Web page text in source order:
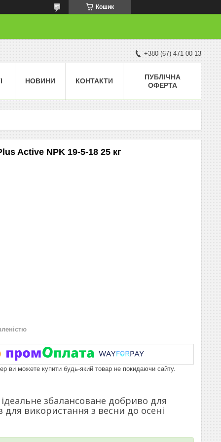
Кошик
+380 (67) 471-00-13
НОВИНИ КОНТАКТИ
ПУБЛІЧНА
ОФЕРТА
Active NPK 19-5-18 25 кг
ви можете купити будь-який товар не покидаючи сайту.
ідеальне збалансоване добриво для
використання з весни до осені